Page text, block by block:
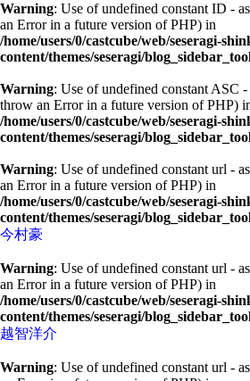
Warning: Use of undefined constant ID -
an Error in a future version of PHP) in
/home/users/0/castcube/web/seseragi-
content/themes/seseragi/
Warning: Use of undefined constant ASC
throw an Error in a future version of PHP)
/home/users/0/castcube/web/seseragi-
content/themes/seseragi/
Warning: Use of undefined constant url -
an Error in a future version of PHP) in
/home/users/0/castcube/web/seseragi-
content/themes/seseragi/
今村豪
Warning: Use of undefined constant url -
an Error in a future version of PHP) in
/home/users/0/castcube/web/seseragi-
content/themes/seseragi/
越智洋介
Warning: Use of undefined constant url -